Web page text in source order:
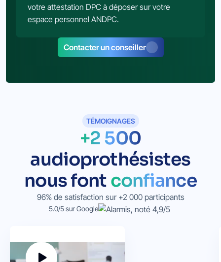
votre attestation DPC à déposer sur votre
espace personnel ANDPC.
Contacter un conseiller
TÉMOIGNAGES
+2 500
audioprothésistes
nous font confiance
96% de satisfaction sur +2 000 participants
5.0/5 sur Google